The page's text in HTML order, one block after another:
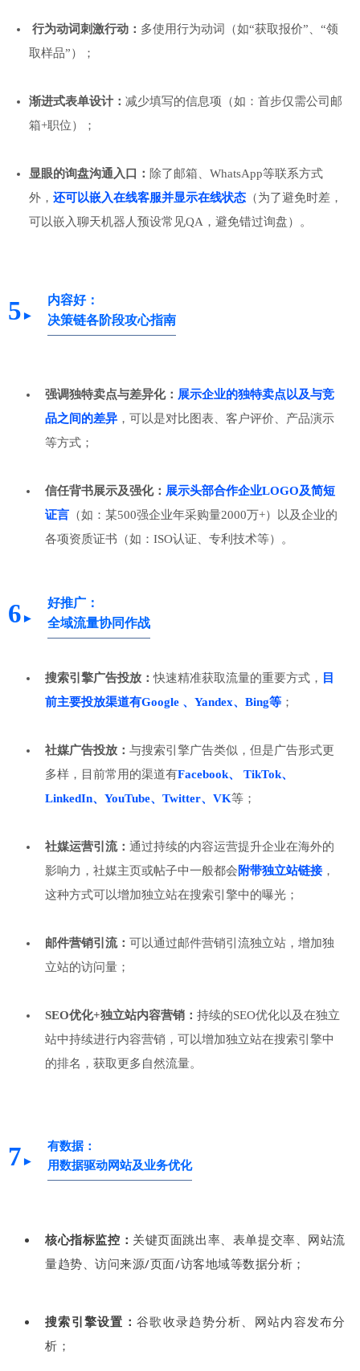
行为动词刺激行动： 多使用行为动词（如“获取报价”、“领
取样品”）；
渐进式表单设计： 减少填写的信息项（如：首步仅需公司邮
箱+职位）；
显眼的询盘沟通入口： 除了邮箱、WhatsApp等联系方式
外， 还可以嵌入在线客服并显示在线状态 （为了避免时差，
可以嵌入聊天机器人预设常见QA，避免错过询盘）。
5 ►
内容好：
决策链各阶段攻心指南
强调独特卖点与差异化： 展示企业的独特卖点以及与竞
品之间的差异 ，可以是对比图表、客户评价、产品演示
等方式；
信任背书展示及强化： 展示头部合作企业LOGO及简短
证言 （如：某500强企业年采购量2000万+）以及企业的
各项资质证书（如：ISO认证、专利技术等）。
6 ►
好推广：
全域流量协同作战
搜索引擎广告投放：快速精准获取流量的重要方式， 目
前主要投放渠道有Google 、Yandex、Bing等 ；
社媒广告投放： 与搜索引擎广告类似，但是广告形式更
多样，目前常用的渠道有Facebook、 TikTok、
LinkedIn、YouTube、Twitter、VK等；
社媒运营引流： 通过持续的内容运营提升企业在海外的
影响力，社媒主页或帖子中一般都会附带独立站链接，
这种方式可以增加独立站在搜索引擎中的曝光；
邮件营销引流： 可以通过邮件营销引流独立站，增加独
立站的访问量；
SEO优化+独立站内容营销： 持续的SEO优化以及在独立
站中持续进行内容营销，可以增加独立站在搜索引擎中
的排名，获取更多自然流量。
7 ►
有数据：
用数据驱动网站及业务优化
核心指标监控： 关键页面跳出率、表单提交率、网站流
量趋势、访问来源/页面/访客地域等数据分析；
搜索引擎设置：谷歌收录趋势分析、网站内容发布分
析；